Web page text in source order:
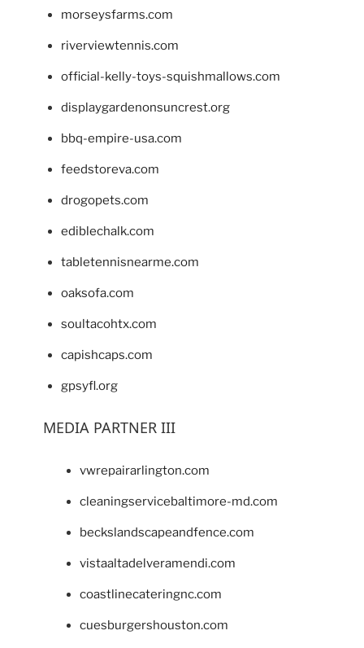
morseysfarms.com
riverviewtennis.com
official-kelly-toys-squishmallows.com
displaygardenonsuncrest.org
bbq-empire-usa.com
feedstoreva.com
drogopets.com
ediblechalk.com
tabletennisnearme.com
oaksofa.com
soultacohtx.com
capishcaps.com
gpsyfl.org
MEDIA PARTNER III
vwrepairarlington.com
cleaningservicebaltimore-md.com
beckslandscapeandfence.com
vistaaltadelveramendi.com
coastlinecateringnc.com
cuesburgershouston.com